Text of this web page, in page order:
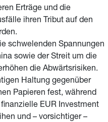
Erträge und die
ihren Tribut auf den
schwelenden Spannungen
sowie der Streit um die
die Abwärtsrisiken.
Haltung gegenüber
Papieren fest, während
EUR Investment
und – vorsichtiger –